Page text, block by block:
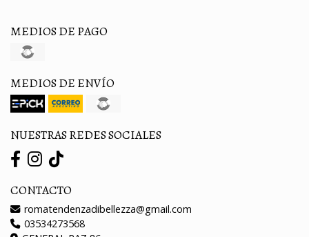
MEDIOS DE PAGO
MEDIOS DE ENVÍO
NUESTRAS REDES SOCIALES
CONTACTO
romatendenzadibellezza@gmail.com
03534273568